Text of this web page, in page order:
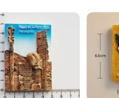
quality 18K gold-plated brass,
making it a perfect gift for those who